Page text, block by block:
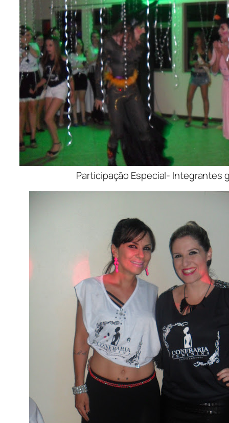
Participação Especial- Integrantes